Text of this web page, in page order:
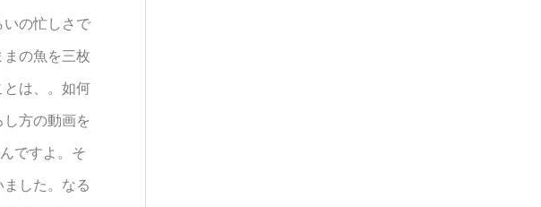
いの忙しさで
の魚を三枚
とは、。如何
方の動画を
ですよ。そ
した。なる